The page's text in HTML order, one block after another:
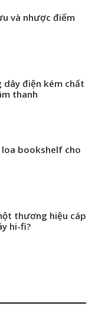
và nhược điểm
dây điện kém chất
thanh
bookshelf cho
thương hiệu cáp
hi-fi?